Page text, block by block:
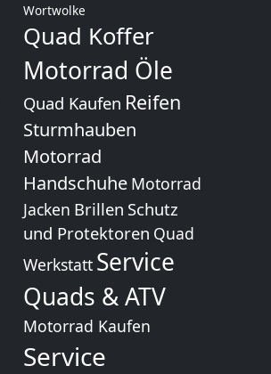
Wortwolke
Quad Koffer
Motorrad Öle
Quad Kaufen Reifen
Sturmhauben
Motorrad
Handschuhe Motorrad
Jacken Brillen Schutz
und Protektoren Quad
Werkstatt Service
Quads & ATV
Motorrad Kaufen
Service